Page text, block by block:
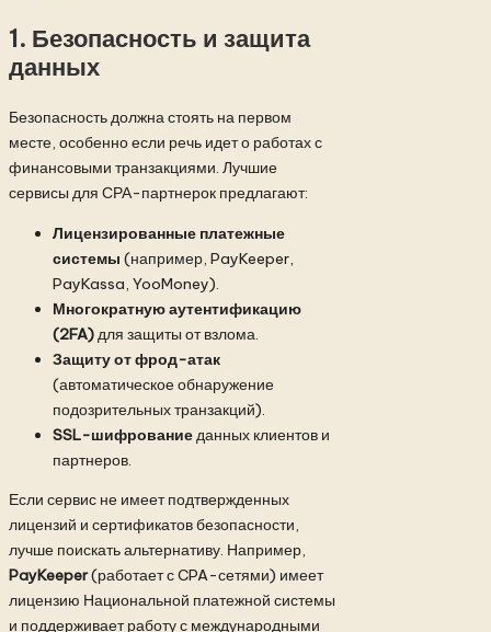
1. Безопасность и защита
данных
Безопасность должна стоять на первом
месте, особенно если речь идет о работах с
финансовыми транзакциями. Лучшие
сервисы для СРА-партнерок предлагают:
Лицензированные платежные
системы (например, PayKeeper,
PayKassa, YooMoney).
Многократную аутентификацию
(2FA)для защиты от взлома.
Защиту от фрод-атак
(автоматическое обнаружение
подозрительных транзакций).
SSL-шифрованиеданных клиентов и
партнеров.
Если сервис не имеет подтвержденных
лицензий и сертификатов безопасности,
лучше поискать альтернативу. Например,
PayKeeper(работает с CPA-сетями) имеет
лицензию Национальной платежной системы
и поддерживает работу с международными